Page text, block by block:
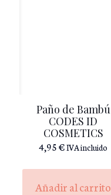
Paño de Bambú
CODES ID
COSMETICS
4,95€IVA incluido
Añadir al carrito